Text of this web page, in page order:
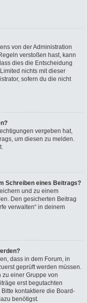
von der Administration
verstoßen hast, kann
dies die Entscheidung
nichts mit dieser
sofern du die nicht
vergeben hat,
um diesen zu melden.
Schreiben eines Beitrags?
und zu einem
Den gesicherten Beitrag
verwalten“ in deinem
dass in dem Forum, in
geprüft werden müssen.
zu einer Gruppe von
erst begutachten
kontaktiere die Board-
benötigst.